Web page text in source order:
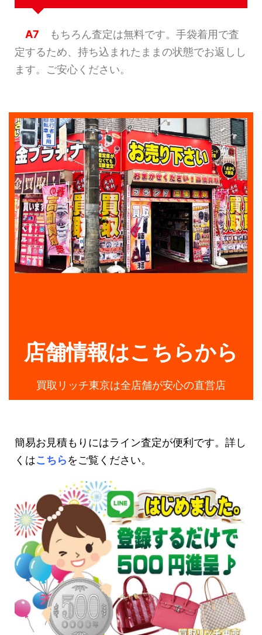
A7 もちろん査定は無料です。手袋着用で査
定するため、持ち込まれたままの状態でお返しし
ます。ご安心ください。
店舗情報はこちらから
買取リッチ東京は全店舗が安心の直営店
簡易お見積もりにはライン査定が便利です。詳し
くはこちらをご覧ください。